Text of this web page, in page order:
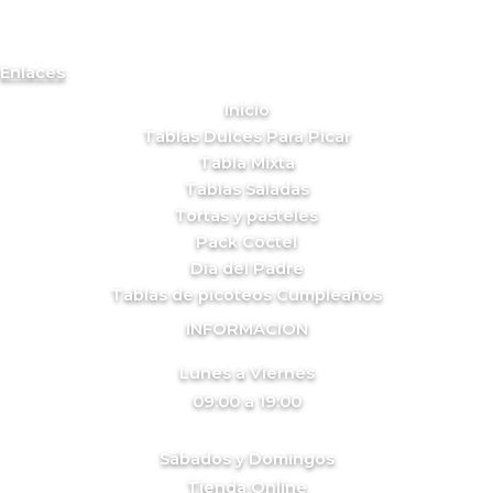
Enlaces
Inicio
Tablas Dulces Para Picar
Tabla Mixta
Tablas Saladas
Tortas y pasteles
Pack Cóctel
Día del Padre
Tablas de picoteos Cumpleaños
INFORMACION
Lunes a Viernes
09:00 a 19:00
Sábados y Domingos
Tienda Online